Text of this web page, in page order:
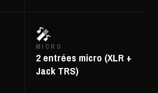
🎤
MICRO
2 entrées micro (XLR +
Jack TRS)